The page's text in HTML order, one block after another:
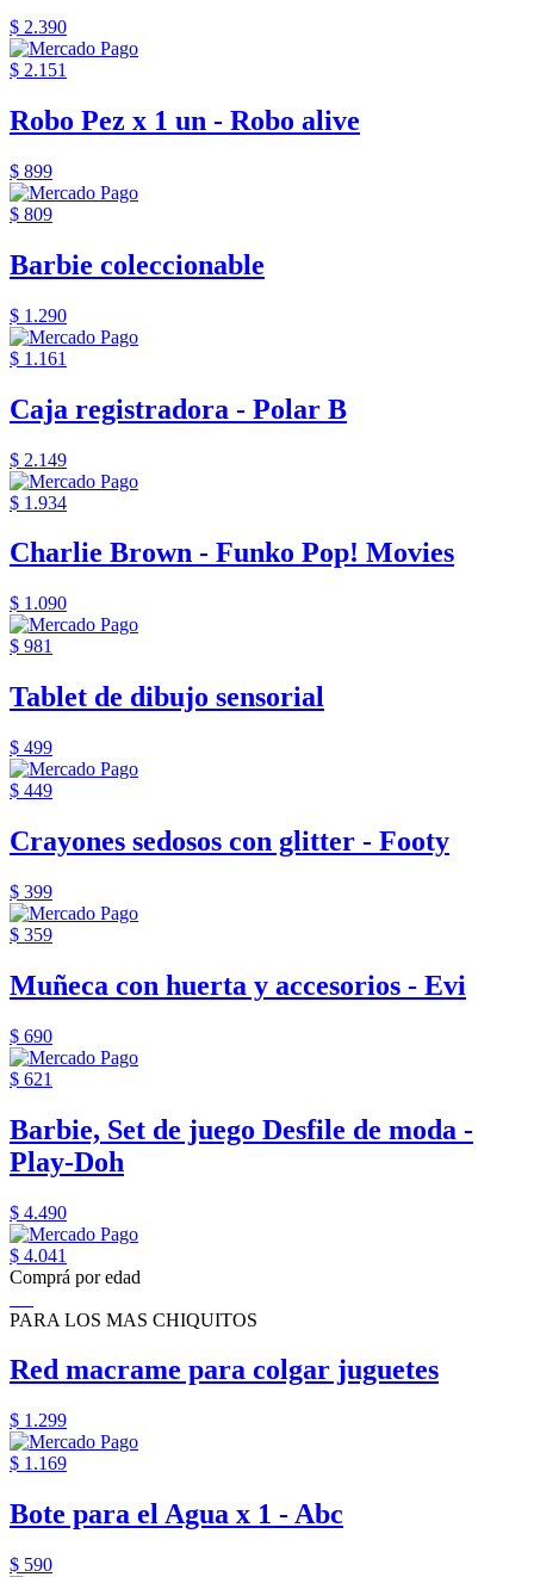
$ 2.390
$ 2.151
Robo Pez x 1 un - Robo alive
$ 899
$ 809
Barbie coleccionable
$ 1.290
$ 1.161
Caja registradora - Polar B
$ 2.149
$ 1.934
Charlie Brown - Funko Pop! Movies
$ 1.090
$ 981
Tablet de dibujo sensorial
$ 499
$ 449
Crayones sedosos con glitter - Footy
$ 399
$ 359
Muñeca con huerta y accesorios - Evi
$ 690
$ 621
Barbie, Set de juego Desfile de moda -
Play-Doh
$ 4.490
$ 4.041
Comprá por edad
PARA LOS MAS CHIQUITOS
Red macrame para colgar juguetes
$ 1.299
$ 1.169
Bote para el Agua x 1 - Abc
$ 590